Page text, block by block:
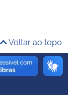
Voltar ao topo